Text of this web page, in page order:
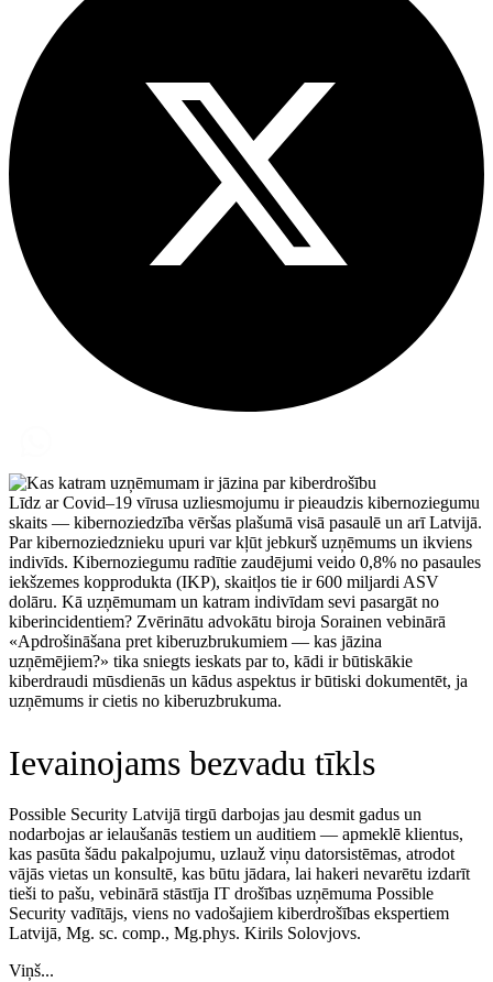
Līdz ar Covid–19 vīrusa uzliesmojumu ir pieaudzis kibernoziegumu
skaits — kibernoziedzība vēršas plašumā visā pasaulē un arī Latvijā.
Par kibernoziedznieku upuri var kļūt jebkurš uzņēmums un ikviens
indivīds. Kibernoziegumu radītie zaudējumi veido 0,8% no pasaules
iekšzemes kopprodukta (IKP), skaitļos tie ir 600 miljardi ASV
dolāru. Kā uzņēmumam un katram indivīdam sevi pasargāt no
kiberincidentiem? Zvērinātu advokātu biroja Sorainen vebinārā
«Apdrošināšana pret kiberuzbrukumiem — kas jāzina
uzņēmējiem?» tika sniegts ieskats par to, kādi ir būtiskākie
kiberdraudi mūsdienās un kādus aspektus ir būtiski dokumentēt, ja
uzņēmums ir cietis no kiberuzbrukuma.
Ievainojams bezvadu tīkls
Possible Security Latvijā tirgū darbojas jau desmit gadus un
nodarbojas ar ielaušanās testiem un auditiem — apmeklē klientus,
kas pasūta šādu pakalpojumu, uzlauž viņu datorsistēmas, atrodot
vājās vietas un konsultē, kas būtu jādara, lai hakeri nevarētu izdarīt
tieši to pašu, vebinārā stāstīja IT drošības uzņēmuma Possible
Security vadītājs, viens no vadošajiem kiberdrošības ekspertiem
Latvijā, Mg. sc. comp., Mg.phys. Kirils Solovjovs.
Viņš...